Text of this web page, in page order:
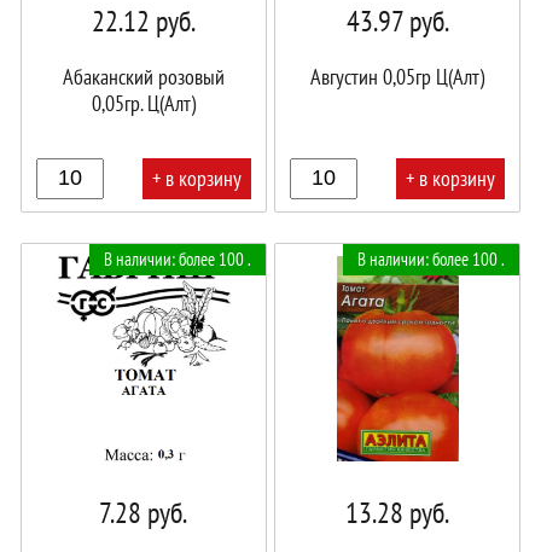
22.12 руб.
Абаканский розовый
0,05гр. Ц(Алт)
+ в корзину
корзине!
43.97руб.
Августин 0,05гр Ц(Алт)
+ в корзину
В наличии: более 100 .
7.28 руб.
В наличии: более 100 .
13.28 руб.